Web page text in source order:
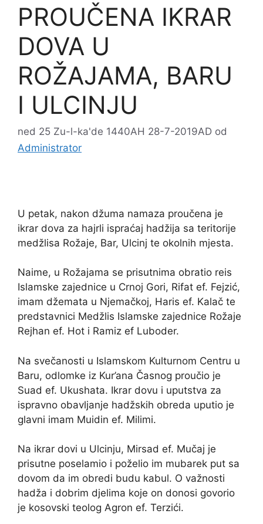
PROUČENA IKRAR
DOVA U
ROŽAJAMA, BARU
I ULCINJU
ned 25 Zu-l-ka'de 1440AH 28-7-2019AD od
Administrator
U petak, nakon džuma namaza proučena je
ikrar dova za hajrli ispraćaj hadžija sa teritorije
medžlisa Rožaje, Bar, Ulcinj te okolnih mjesta.
Naime, u Rožajama se prisutnima obratio reis
Islamske zajednice u Crnoj Gori, Rifat ef. Fejzić,
imam džemata u Njemačkoj, Haris ef. Kalač te
predstavnici Medžlis Islamske zajednice Rožaje
Rejhan ef. Hot i Ramiz ef Luboder.
Na svečanosti u Islamskom Kulturnom Centru u
Baru, odlomke iz Kur’ana Časnog proučio je
Suad ef. Ukushata. Ikrar dovu i uputstva za
ispravno obavljanje hadžskih obreda uputio je
glavni imam Muidin ef. Milimi.
Na ikrar dovi u Ulcinju, Mirsad ef. Mučaj je
prisutne poselamio i poželio im mubarek put sa
dovom da im obredi budu kabul. O važnosti
hadža i dobrim djelima koje on donosi govorio
je kosovski teolog Agron ef. Terzići.